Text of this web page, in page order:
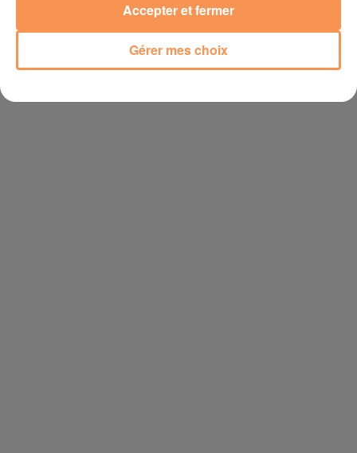
Publié : 22 février 2024 à 16h29 - Modifié : 23 février 2024 à
9h42 Océane
Gérer mes choix
Accepter et fermer